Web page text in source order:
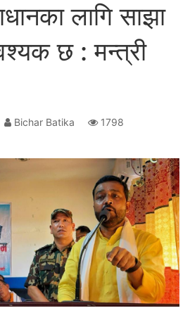
लागि साझा
छ : मन्त्री
Bichar Batika 1798